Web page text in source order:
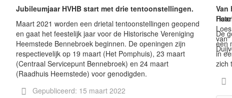
Jubileumjaar HVHB start met drie tentoonstellingen.
Maart 2021 worden een drietal tentoonstellingen geopend
en gaat het feestelijk jaar voor de Historische Vereniging
Heemstede Bennebroek beginnen. De openingen zijn
respectievelijk op 19 maart (Het Pomphuis), 23 maart
(Centraal Servicepunt Bennebroek) en 24 maart
(Raadhuis Heemstede) voor genodigden.
Gepubliceerd: 15 maart 2022
Foto
Loes
van
Van
De
een
in
zich